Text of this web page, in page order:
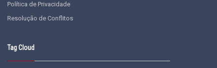
Política de Privacidade
Resolução de Conflitos
Tag Cloud